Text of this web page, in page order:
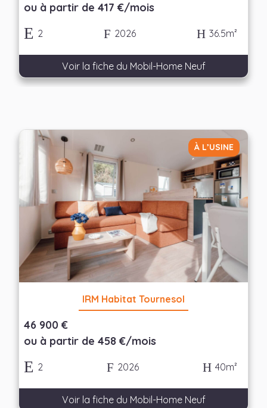
ou à partir de 417 €/mois
2 2026 36.5m²
Voir la fiche du Mobil-Home Neuf
À L’USINE
IRM Habitat Tournesol
46 900 €
ou à partir de 458 €/mois
2 2026 40m²
Voir la fiche du Mobil-Home Neuf